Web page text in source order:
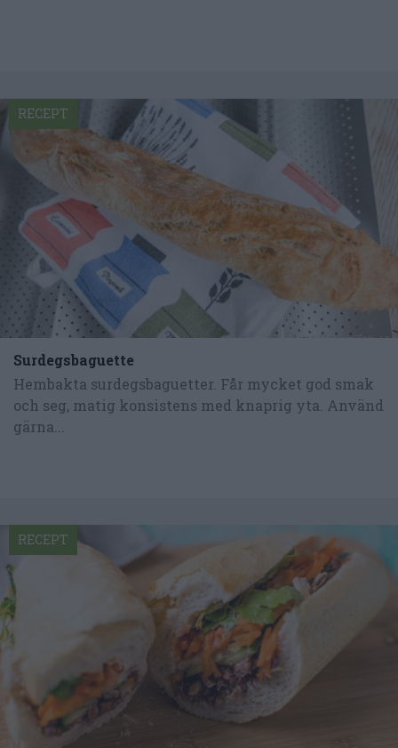
Surdegsbaguette
Hembakta surdegsbaguetter. Får mycket god smak
och seg, matig konsistens med knaprig yta. Använd
gärna...
RECEPT
RECEPT